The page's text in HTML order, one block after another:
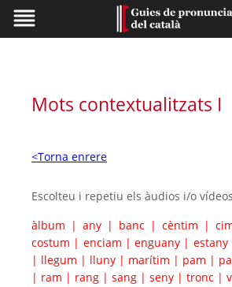
Mots contextualitzats I
<Torna enrere
Escolteu i repetiu els àudios i/o
àlbum | any | banc | cèntim |
costum | enciam | enguany | estany
| llegum | lluny | marítim | pam |
| ram | rang | sang | seny | tronc |